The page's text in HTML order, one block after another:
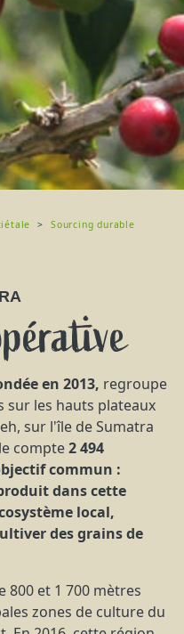
Sourcing durable
en 2013, regroupe
sur les hauts plateaux
sur l'île de Sumatra
compte2 494
commun :
dans cette
local,
des grains de
800 et 1 700 mètres
zones de culture du